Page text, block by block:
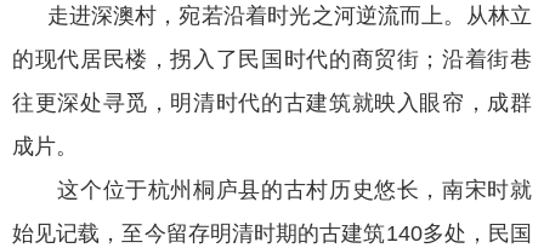
走进深澳村，宛若沿着时光之河逆流而上。从林立
的现代居民楼，拐入了民国时代的商贸街；沿着街巷
往更深处寻觅，明清时代的古建筑就映入眼帘，成群
成片。
这个位于杭州桐庐县的古村历史悠长，南宋时就
始见记载，至今留存明清时期的古建筑140多处，民国